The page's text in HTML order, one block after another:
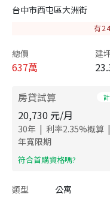
台中市西屯區大洲街
有
總價
637萬
建
房貸試算
20,730 元/月
30年 | 利率2.35%概算 |
年寬限期
​符合首購資格嗎?
類型 公寓